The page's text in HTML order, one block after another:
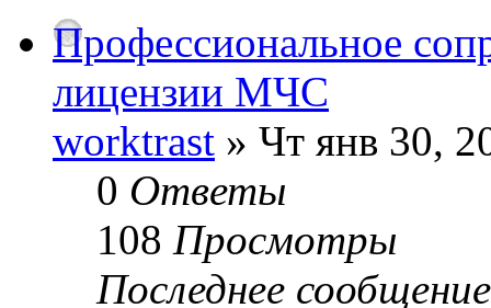
Профессиональное
лицензии МЧС
worktrast » Чт янв 30,
0 Ответы
108 Просмотры
Последнее